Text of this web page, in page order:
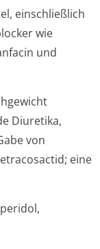
einschließlich
wie
und
Diuretika,
von
eine